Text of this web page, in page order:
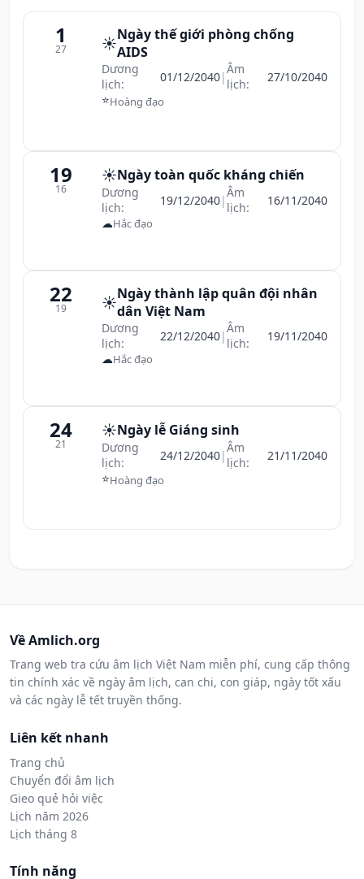
1
27 ☀️Ngày thế giới phòng chống
AIDS
Dương
lịch:
01/12/2040|Âm
lịch:
27/10/2040
⭐Hoàng đạo
19
16
☀️Ngày toàn quốc kháng chiến
Dương
lịch:
19/12/2040|Âm
lịch:
16/11/2040
☁Hắc đạo
22
19 ☀️Ngày thành lập quân đội nhân
dân Việt Nam
Dương
lịch:
22/12/2040|Âm
lịch:
19/11/2040
☁Hắc đạo
24
21
☀️Ngày lễ Giáng sinh
Dương
lịch:
24/12/2040|Âm
lịch:
21/11/2040
⭐Hoàng đạo
Về Amlich.org
Trang web tra cứu âm lịch Việt Nam miễn phí, cung cấp thông
tin chính xác về ngày âm lịch, can chi, con giáp, ngày tốt xấu
và các ngày lễ tết truyền thống.
Liên kết nhanh
Trang chủ
Chuyển đổi âm lịch
Gieo quẻ hỏi việc
Lịch năm 2026
Lịch tháng 8
Tính năng